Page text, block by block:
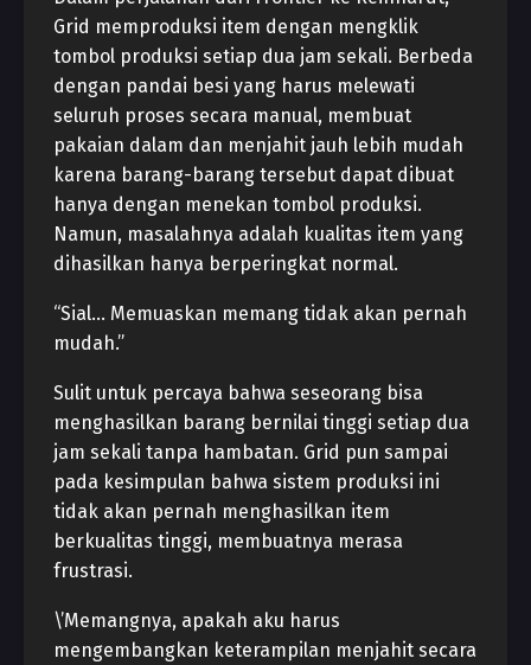
Grid memproduksi item dengan mengklik
tombol produksi setiap dua jam sekali. Berbeda
dengan pandai besi yang harus melewati
seluruh proses secara manual, membuat
pakaian dalam dan menjahit jauh lebih mudah
karena barang-barang tersebut dapat dibuat
hanya dengan menekan tombol produksi.
Namun, masalahnya adalah kualitas item yang
dihasilkan hanya berperingkat normal.
“Sial… Memuaskan memang tidak akan pernah
mudah.”
Sulit untuk percaya bahwa seseorang bisa
menghasilkan barang bernilai tinggi setiap dua
jam sekali tanpa hambatan. Grid pun sampai
pada kesimpulan bahwa sistem produksi ini
tidak akan pernah menghasilkan item
berkualitas tinggi, membuatnya merasa
frustrasi.
\’Memangnya, apakah aku harus
mengembangkan keterampilan menjahit secara